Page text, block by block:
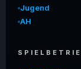
Jugend
AH